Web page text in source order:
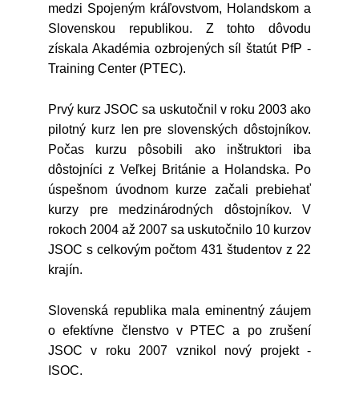
medzi Spojeným kráľovstvom, Holandskom a
Slovenskou republikou. Z tohto dôvodu
získala Akadémia ozbrojených síl štatút PfP -
Training Center (PTEC).
Prvý kurz JSOC sa uskutočnil v roku 2003 ako
pilotný kurz len pre slovenských dôstojníkov.
Počas kurzu pôsobili ako inštruktori iba
dôstojníci z Veľkej Británie a Holandska. Po
úspešnom úvodnom kurze začali prebiehať
kurzy pre medzinárodných dôstojníkov. V
rokoch 2004 až 2007 sa uskutočnilo 10 kurzov
JSOC s celkovým počtom 431 študentov z 22
krajín.
Slovenská republika mala eminentný záujem
o efektívne členstvo v PTEC a po zrušení
JSOC v roku 2007 vznikol nový projekt -
ISOC.